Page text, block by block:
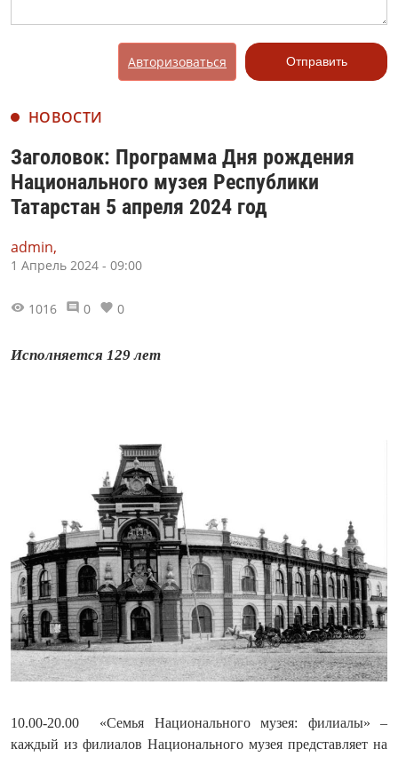
Авторизоваться Отправить
НОВОСТИ
Заголовок: Программа Дня рождения
Национального музея Республики
Татарстан 5 апреля 2024 год
admin,
1 Апрель 2024 - 09:00
1016 0 0
Исполняется 129 лет
10.00-20.00 «Семья Национального музея: филиалы» –
каждый из филиалов Национального музея представляет на